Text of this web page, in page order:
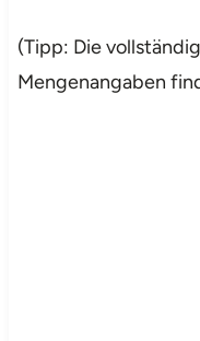
(Tipp: Die
Mengenangaben